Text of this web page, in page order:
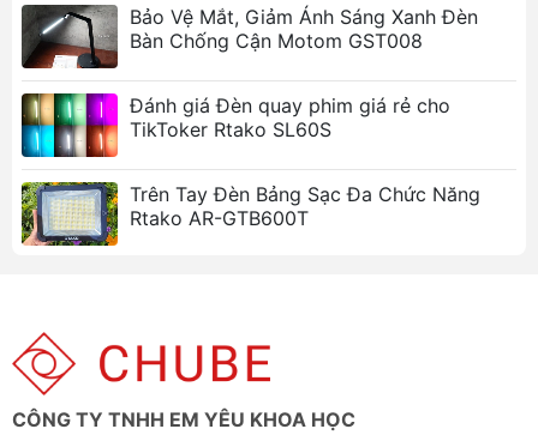
Bảo Vệ Mắt, Giảm Ánh Sáng Xanh Đèn
Bàn Chống Cận Motom GST008
Đánh giá Đèn quay phim giá rẻ cho
TikToker Rtako SL60S
Trên Tay Đèn Bảng Sạc Đa Chức Năng
Rtako AR-GTB600T
CÔNG TY TNHH EM YÊU KHOA HỌC